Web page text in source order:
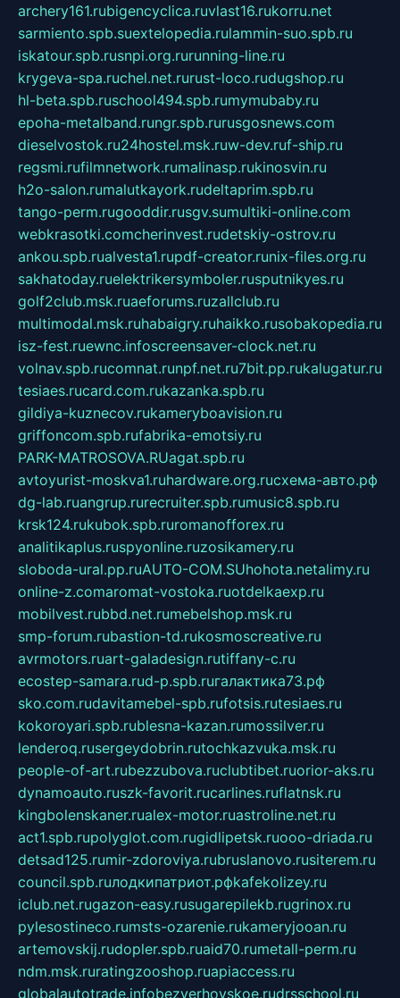
archery161.rubigencyclica.ruvlast16.rukorru.net
sarmiento.spb.suextelopedia.rulammin-suo.spb.ru
iskatour.spb.rusnpi.org.rurunning-line.ru
krygeva-spa.ruchel.net.rurust-loco.rudugshop.ru
hl-beta.spb.ruschool494.spb.rumymubaby.ru
epoha-metalband.rungr.spb.rurusgosnews.com
dieselvostok.ru24hostel.msk.ruw-dev.ruf-ship.ru
regsmi.rufilmnetwork.rumalinasp.rukinosvin.ru
h2o-salon.rumalutkayork.rudeltaprim.spb.ru
tango-perm.rugooddir.rusgv.sumultiki-online.com
webkrasotki.comcherinvest.rudetskiy-ostrov.ru
ankou.spb.rualvesta1.rupdf-creator.runix-files.org.ru
sakhatoday.ruelektrikersymboler.rusputnikyes.ru
golf2club.msk.ruaeforums.ruzallclub.ru
multimodal.msk.ruhabaigry.ruhaikko.rusobakopedia.ru
isz-fest.ruewnc.infoscreensaver-clock.net.ru
volnav.spb.rucomnat.runpf.net.ru7bit.pp.rukalugatur.ru
tesiaes.rucard.com.rukazanka.spb.ru
gildiya-kuznecov.rukameryboavision.ru
griffoncom.spb.rufabrika-emotsiy.ru
PARK-MATROSOVA.RUagat.spb.ru
avtoyurist-moskva1.ruhardware.org.ruсхема-авто.рф
dg-lab.ruangrup.rurecruiter.spb.rumusic8.spb.ru
krsk124.rukubok.spb.ruromanofforex.ru
analitikaplus.ruspyonline.ruzosikamery.ru
sloboda-ural.pp.ruAUTO-COM.SUhohota.netalimy.ru
online-z.comaromat-vostoka.ruotdelkaexp.ru
mobilvest.rubbd.net.rumebelshop.msk.ru
smp-forum.rubastion-td.rukosmoscreative.ru
avrmotors.ruart-galadesign.rutiffany-c.ru
ecostep-samara.rud-p.spb.ruгалактика73.рф
sko.com.rudavitamebel-spb.rufotsis.rutesiaes.ru
kokoroyari.spb.rublesna-kazan.rumossilver.ru
lenderoq.rusergeydobrin.rutochkazvuka.msk.ru
people-of-art.rubezzubova.ruclubtibet.ruorior-aks.ru
dynamoauto.ruszk-favorit.rucarlines.ruflatnsk.ru
kingbolenskaner.rualex-motor.ruastroline.net.ru
act1.spb.rupolyglot.com.rugidlipetsk.ruooo-driada.ru
detsad125.rumir-zdoroviya.rubruslanovo.rusiterem.ru
council.spb.ruлодкипатриот.рфkafekolizey.ru
iclub.net.rugazon-easy.rusugarepilekb.rugrinox.ru
pylesostineco.rumsts-ozarenie.rukameryjooan.ru
artemovskij.rudopler.spb.ruaid70.rumetall-perm.ru
ndm.msk.ruratingzooshop.ruapiaccess.ru
globalautotrade.infobezverhovskoe.rudrsschool.ru